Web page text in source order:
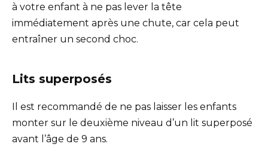
à votre enfant à ne pas lever la tête
immédiatement après une chute, car cela peut
entraîner un second choc.
Lits superposés
Il est recommandé de ne pas laisser les enfants
monter sur le deuxième niveau d’un lit superposé
avant l’âge de 9 ans.